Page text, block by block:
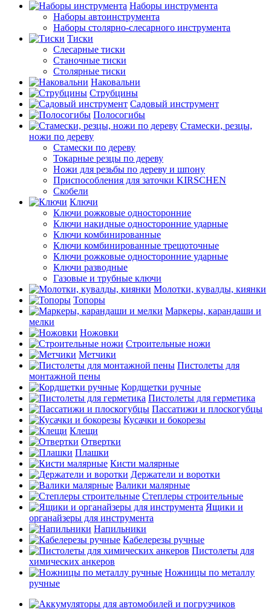
Наборы инструмента
Наборы автоинструмента
Наборы столярно-слесарного инструмента
Тиски
Слесарные тиски
Станочные тиски
Столярные тиски
Наковальни
Струбцины
Садовый инструмент
Полосогибы
Стамески, резцы,
ножи по дереву
Стамески по дереву
Токарные резцы по дереву
Ножи для резьбы по дереву и шпону
Приспособления для заточки KIRSCHEN
Скобели
Ключи
Ключи рожковые односторонние
Ключи накидные односторонние ударные
Ключи комбинированные
Ключи комбинированные трещоточные
Ключи рожковые односторонние ударные
Ключи разводные
Газовые и трубные ключи
Молотки, кувалды, киянки
Топоры
Маркеры, карандаши и
мелки
Ножовки
Строительные ножи
Метчики
Пистолеты для
монтажной пены
Кордщетки ручные
Пистолеты для герметика
Пассатижи и плоскогубцы
Кусачки и бокорезы
Клещи
Отвертки
Плашки
Кисти малярные
Держатели и воротки
Валики малярные
Степлеры строительные
Ящики и
органайзеры для инструмента
Напильники
Кабелерезы ручные
Пистолеты для
химических анкеров
Ножницы по металлу
ручные